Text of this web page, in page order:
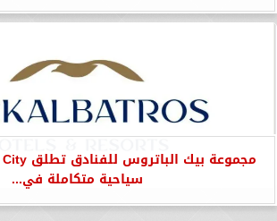
سياحية متكاملة في...